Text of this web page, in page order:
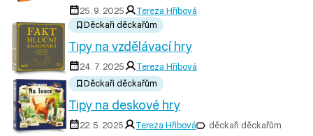
25. 9. 2025
Tereza Hřibová
Děckaři děckařům
Tipy na vzdělávací hry
24. 7. 2025
Tereza Hřibová
Děckaři děckařům
Tipy na deskové hry
22. 5. 2025 Tereza Hřibová
děckaři děckařům